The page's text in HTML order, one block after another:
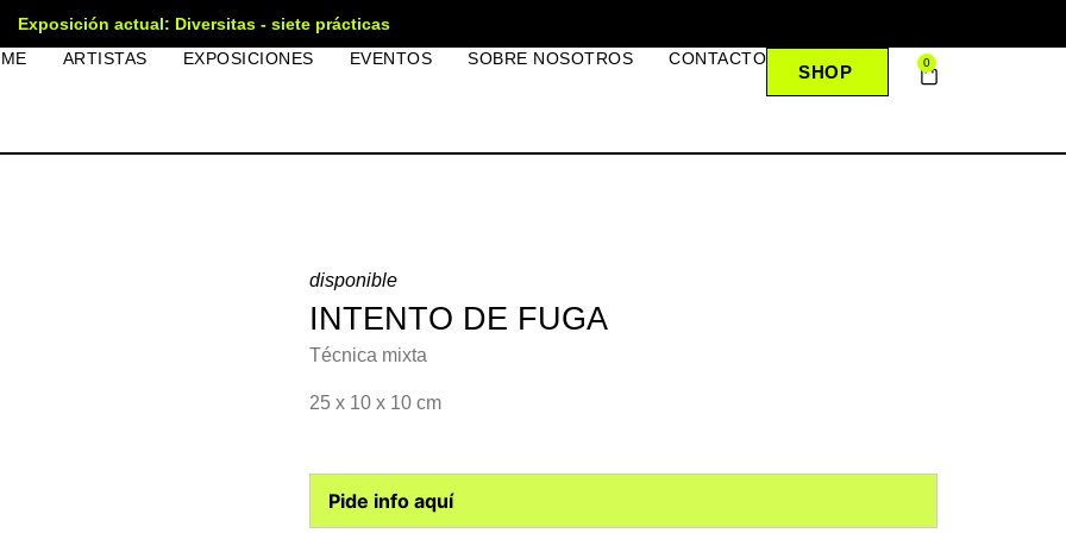
Exposición actual: Diversitas - siete prácticas
ARTISTAS EXPOSICIONES EVENTOS SOBRE NOSOTROS CONTACTO
SHOP 0
disponible
INTENTO DE FUGA
Técnica mixta
25 x 10 x 10 cm
Pide info aquí